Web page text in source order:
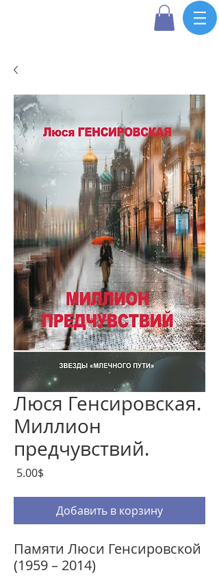
Люся Генсировская.
Миллион
предчувствий.
‏5.00 ‏$
Добавить в корзину
Памяти Люси Генсировской
(1959 – 2014)